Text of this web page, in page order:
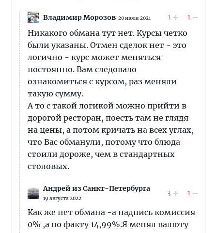
Владимир Морозов 20 июля 2021 1 1
Никакого обмана тут нет. Курсы четко
были указаны. Отмен сделок нет - это
логично - курс может меняться
постоянно. Вам следовало
ознакомиться с курсом, раз меняли
такую сумму.
А то с такой логикой можно прийти в
дорогой ресторан, поесть там не глядя
на цены, а потом кричать на всех углах,
что Вас обманули, потому что блюда
стоили дороже, чем в стандартных
столовых.
Андрей из Санкт-Петербурга
19 августа 2022
3 1
Как же нет обмана -а надпись комиссия
0% ,а по факту 14,99%.Я менял валюту